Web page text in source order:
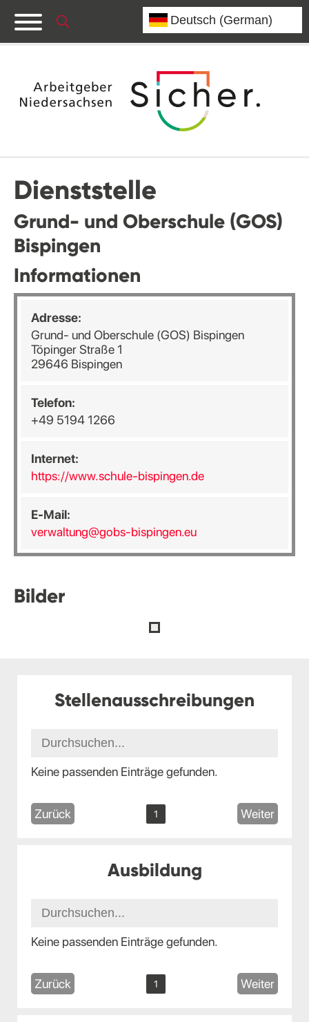
Dienststelle
Grund- und Oberschule (GOS)
Bispingen
Informationen
Adresse:
Grund- und Oberschule (GOS) Bispingen
Töpinger Straße 1
29646 Bispingen
Telefon:
+49 5194 1266
Internet:
https://www.schule-bispingen.de
E-Mail:
verwaltung@gobs-bispingen.eu
Bilder
Stellenausschreibungen
Keine passenden Einträge gefunden.
Zurück 1 Weiter
Ausbildung
Keine passenden Einträge gefunden.
Zurück 1 Weiter